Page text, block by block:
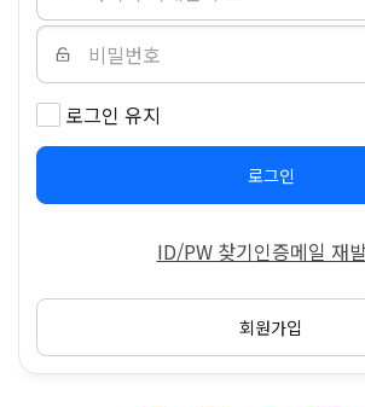
로그인 유지
로그인
ID/PW 찾기인증메일 재
회원가입